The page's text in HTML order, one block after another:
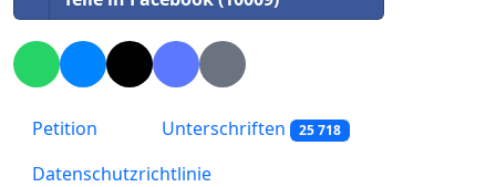
Petition Unterschriften 25 718
Datenschutzrichtlinie